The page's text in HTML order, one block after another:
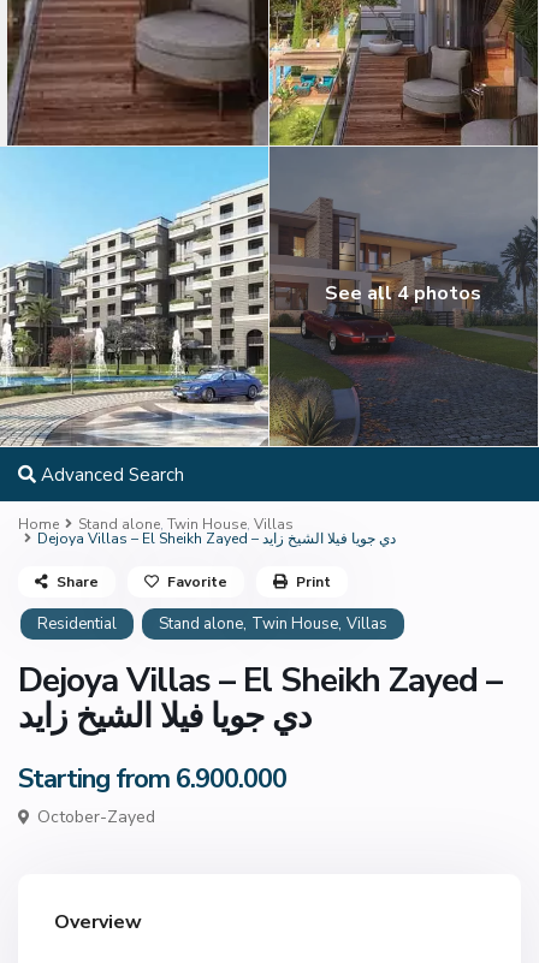
See all 4 photos
Advanced Search
Home Stand alone,Twin House,Villas
Dejoya Villas – El Sheikh Zayed – دي جويا فيلا الشيخ زايد
Residential Stand alone, Twin House,Villas
Dejoya Villas – El Sheikh Zayed –
دي جويا فيلا الشيخ زايد
Starting from 6.900.000
October-Zayed
Share Favorite Print
Overview